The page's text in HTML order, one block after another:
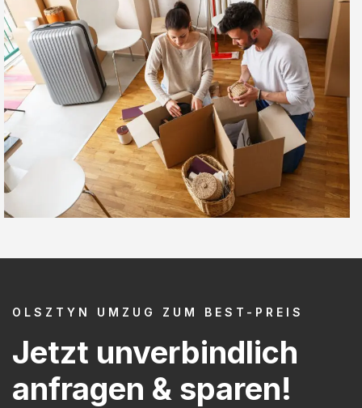
OLSZTYN UMZUG ZUM BEST-PREIS
Jetzt unverbindlich
anfragen & sparen!